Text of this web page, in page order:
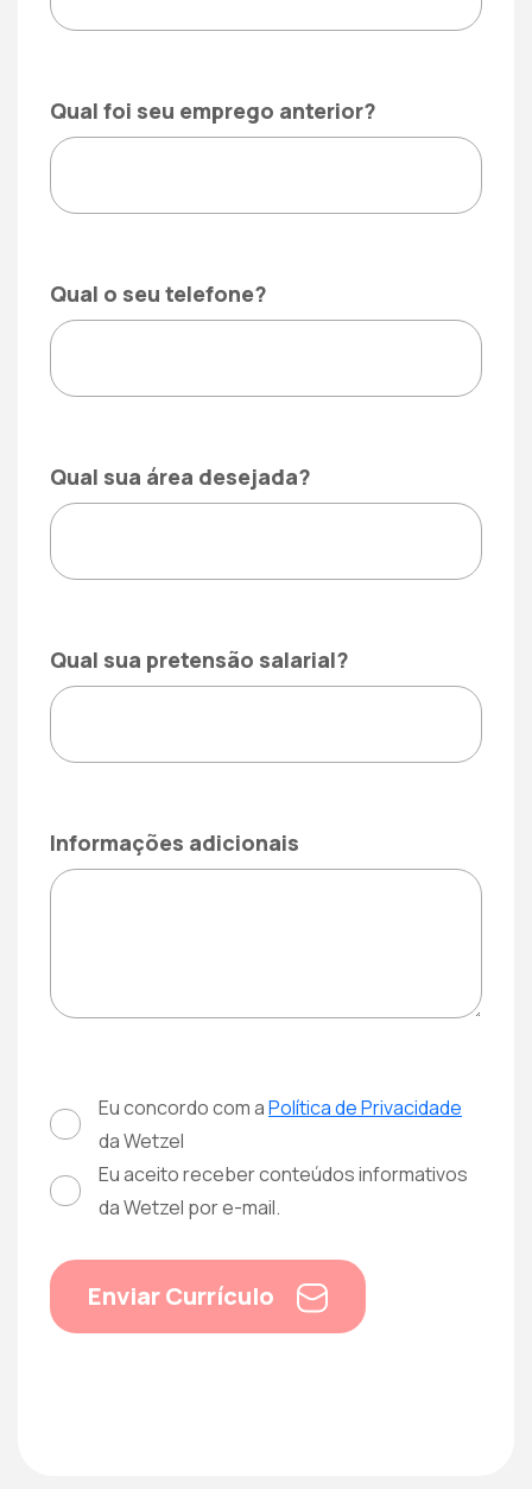
Qual foi seu emprego anterior?
Qual o seu telefone?
Qual sua área desejada?
Qual sua pretensão salarial?
Informações adicionais
Eu concordo com aPolítica de Privacidade
da Wetzel
Eu aceito receber conteúdos informativos
da Wetzel por e-mail.
Enviar Currículo